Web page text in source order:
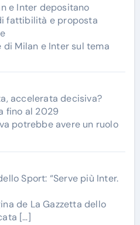
e Inter depositano
fattibilità e proposta
di Milan e Inter sul tema
accelerata decisiva?
fino al 2029
potrebbe avere un ruolo
Sport: “Serve più Inter.
de La Gazzetta dello
[…]